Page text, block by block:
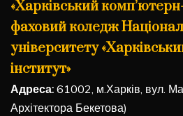
«Харківський
фаховий коледж
університету
інститут»
Адреса: 61002, м.Харків, вул.
Архітектора Бекетова)